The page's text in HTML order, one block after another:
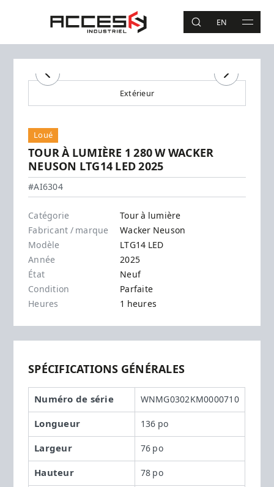
Accès Industriel
RECHERCHE
EN MAIN
Recherche
Précédent Suivant
Extérieur
Loué
TOUR À LUMIÈRE 1 280 W WACKER
NEUSON LTG14 LED 2025
Wacker Neuson - LTG14 LED
#AI6304
Catégorie
Tour à lumière
Fabricant / marque
Wacker Neuson
Modèle
LTG14 LED
Année
2025
État
Neuf
Condition
Parfaite
Heures
1 heures
SPÉCIFICATIONS GÉNÉRALES
Numéro de série WNMG0302KM0000710
Longueur 136 po
Largeur 76 po
Hauteur 78 po